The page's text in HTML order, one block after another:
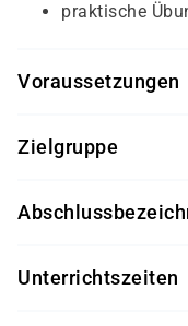
praktische
Voraussetzungen
Grundkenntnisse
Zielgruppe
beruflichen Tätigkeit
Injektion
Unterrichtszeiten